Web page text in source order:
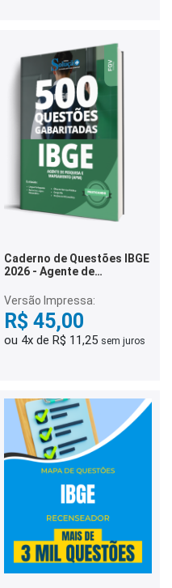
Caderno de Questões IBGE
2026 - Agente de
(APM) - 500 Questões
Gabaritadas
Versão Impressa:
R$ 45,00
ou 4x de R$ 11,25 sem juros